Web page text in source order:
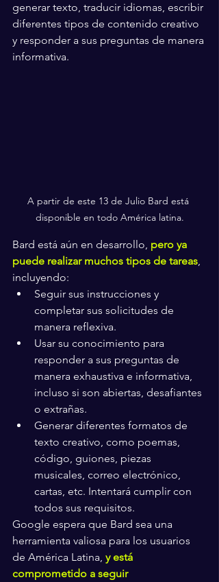
generar texto, traducir idiomas, escribir
diferentes tipos de contenido creativo
y responder a sus preguntas de manera
informativa.
A partir de este 13 de Julio Bard está
disponible en todo América latina.
Bard está aún en desarrollo, pero ya
puede realizar muchos tipos de tareas,
incluyendo:
Seguir sus instrucciones y
completar sus solicitudes de
manera reflexiva.
Usar su conocimiento para
responder a sus preguntas de
manera exhaustiva e informativa,
incluso si son abiertas, desafiantes
o extrañas.
Generar diferentes formatos de
texto creativo, como poemas,
código, guiones, piezas
musicales, correo electrónico,
cartas, etc. Intentará cumplir con
todos sus requisitos.
Google espera que Bard sea una
herramienta valiosa para los usuarios
de América Latina, y está
comprometido a seguir